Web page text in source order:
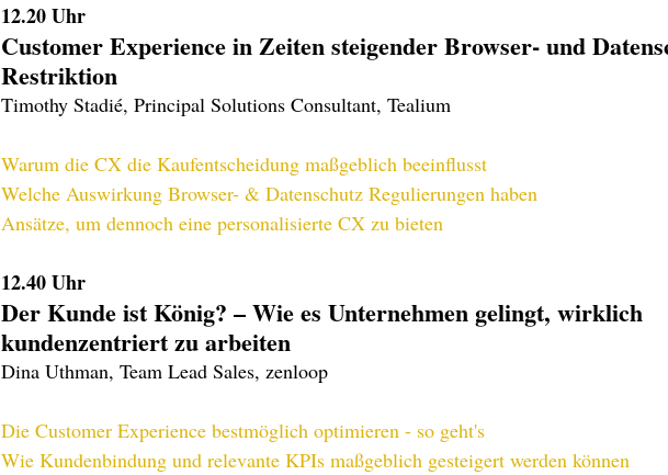
12.20 Uhr
Customer Experience in Zeiten steigender Browser- und
Restriktion
Timothy Stadié, Principal Solutions Consultant, Tealium
Warum die CX die Kaufentscheidung maßgeblich beeinflusst
Welche Auswirkung Browser- & Datenschutz Regulierungen haben
Ansätze, um dennoch eine personalisierte CX zu bieten
12.40 Uhr
Der Kunde ist König? – Wie es Unternehmen gelingt, wirklich
kundenzentriert zu arbeiten
Dina Uthman, Team Lead Sales, zenloop
Die Customer Experience bestmöglich optimieren - so geht's
Wie Kundenbindung und relevante KPIs maßgeblich gesteigert werden können